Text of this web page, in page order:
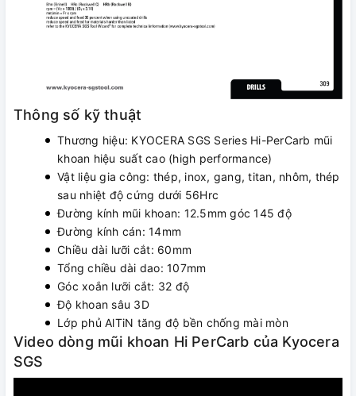
Thông số kỹ thuật
Thương hiệu: KYOCERA SGS Series Hi-PerCarb mũi
khoan hiệu suất cao (high performance)
Vật liệu gia công: thép, inox, gang, titan, nhôm, thép
sau nhiệt độ cứng dưới 56Hrc
Đường kính mũi khoan: 12.5mm góc 145 độ
Đường kính cán: 14mm
Chiều dài lưỡi cắt: 60mm
Tổng chiều dài dao: 107mm
Góc xoắn lưỡi cắt: 32 độ
Độ khoan sâu 3D
Lớp phủ AlTiN tăng độ bền chống mài mòn
Video dòng mũi khoan Hi PerCarb của Kyocera
SGS